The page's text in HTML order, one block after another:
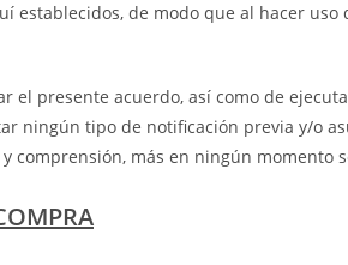
establecidos, de modo que al hacer
el presente acuerdo, así como de
ningún tipo de notificación previa y/o
comprensión, más en ningún momento